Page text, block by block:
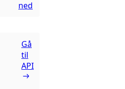
ned
Gå
til
API